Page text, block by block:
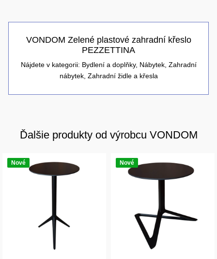
VONDOM Zelené plastové zahradní křeslo
PEZZETTINA
Nájdete v kategorii: Bydlení a doplňky, Nábytek, Zahradní
nábytek, Zahradní židle a křesla
Ďalšie produkty od výrobcu VONDOM
Nové Nové